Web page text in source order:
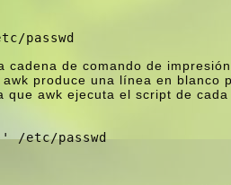
passwd
cadena de comando de
produce una lí­nea en blanco
que awk ejecuta el script de
etc/passwd